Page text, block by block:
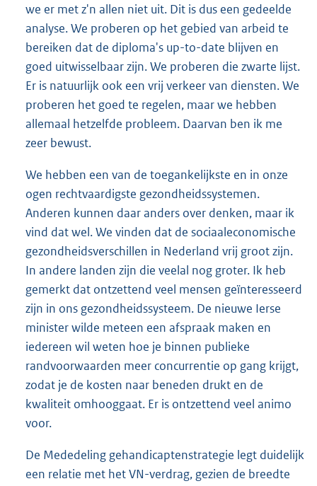
we er met z'n allen niet uit. Dit is dus een gedeelde
analyse. We proberen op het gebied van arbeid te
bereiken dat de diploma's up-to-date blijven en
goed uitwisselbaar zijn. We proberen die zwarte lijst.
Er is natuurlijk ook een vrij verkeer van diensten. We
proberen het goed te regelen, maar we hebben
allemaal hetzelfde probleem. Daarvan ben ik me
zeer bewust.
We hebben een van de toegankelijkste en in onze
ogen rechtvaardigste gezondheidssystemen.
Anderen kunnen daar anders over denken, maar ik
vind dat wel. We vinden dat de sociaaleconomische
gezondheidsverschillen in Nederland vrij groot zijn.
In andere landen zijn die veelal nog groter. Ik heb
gemerkt dat ontzettend veel mensen geïnteresseerd
zijn in ons gezondheidssysteem. De nieuwe Ierse
minister wilde meteen een afspraak maken en
iedereen wil weten hoe je binnen publieke
randvoorwaarden meer concurrentie op gang krijgt,
zodat je de kosten naar beneden drukt en de
kwaliteit omhooggaat. Er is ontzettend veel animo
voor.
De Mededeling gehandicaptenstrategie legt duidelijk
een relatie met het VN-verdrag, gezien de breedte